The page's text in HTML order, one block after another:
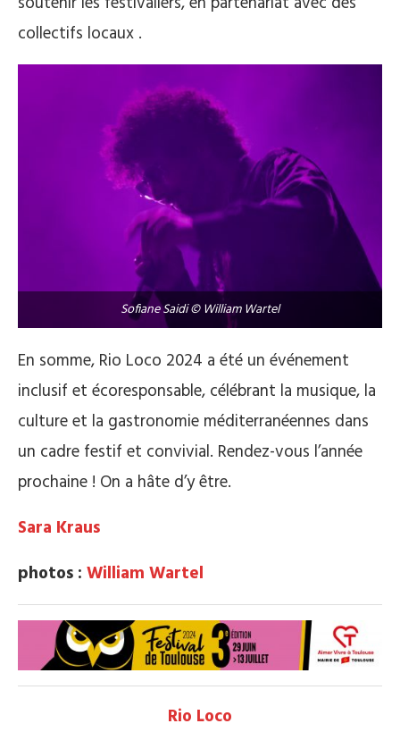
collectifs locaux​ .
Sofiane Saidi © William Wartel
En somme, Rio Loco 2024 a été un événement
inclusif et écoresponsable, célébrant la musique, la
culture et la gastronomie méditerranéennes dans
un cadre festif et convivial​​. Rendez-vous l’année
prochaine ! On a hâte d’y être.
Sara Kraus
photos : William Wartel
Rio Loco